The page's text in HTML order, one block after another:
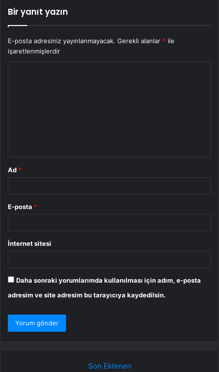
Bir yanıt yazın
E-posta adresiniz yayınlanmayacak. Gerekli alanlar * ile
işaretlenmişlerdir
Ad *
E-posta *
İnternet sitesi
Daha sonraki yorumlarımda kullanılması için adım, e-posta
adresim ve site adresim bu tarayıcıya kaydedilsin.
Son Eklenen